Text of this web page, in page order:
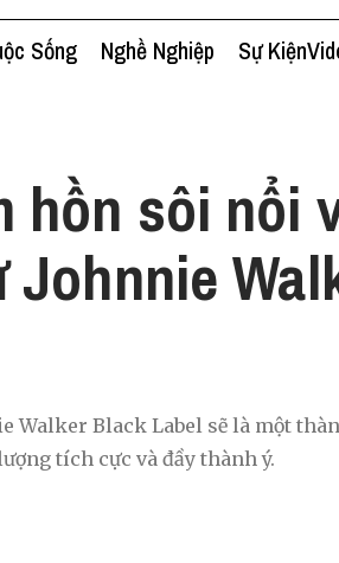
Sống Nghề Nghiệp Sự Kiện
hồn sôi nổi
Walker Black Label sẽ là một
tích cực và đầy thành ý.